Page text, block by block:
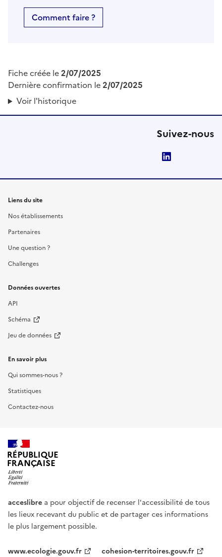
Comment faire ?
Fiche créée le2/07/2025
Dernière confirmation le2/07/2025
Voir l'historique
Suivez-nous
Liens du site
Nos établissements
Partenaires
Une question ?
Challenges
Données ouvertes
API
Schéma
Jeu de données
En savoir plus
Qui sommes-nous ?
Statistiques
Contactez-nous
RÉPUBLIQUE
FRANÇAISE
acceslibre a pour objectif de recenser l'accessibilité de tous
les lieux recevant du public et de partager ces informations
le plus largement possible.
www.ecologie.gouv.fr
cohesion-territoires.gouv.fr